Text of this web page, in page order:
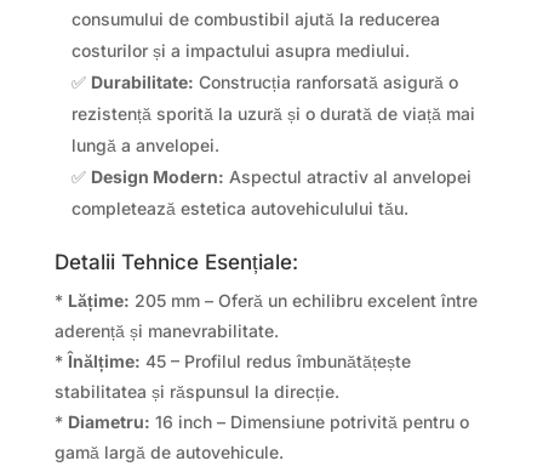
consumului de combustibil ajută la reducerea
costurilor și a impactului asupra mediului.
✅ Durabilitate: Construcția ranforsată asigură o
rezistență sporită la uzură și o durată de viață mai
lungă a anvelopei.
✅ Design Modern: Aspectul atractiv al anvelopei
completează estetica autovehiculului tău.
Detalii Tehnice Esențiale:
* Lățime: 205 mm – Oferă un echilibru excelent între
aderență și manevrabilitate.
*Înălțime: 45 – Profilul redus îmbunătățește
stabilitatea și răspunsul la direcție.
* Diametru: 16 inch – Dimensiune potrivită pentru o
gamă largă de autovehicule.